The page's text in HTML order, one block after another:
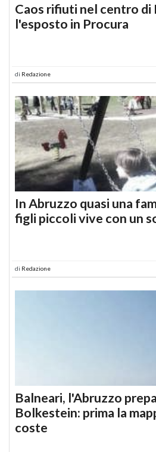
Caos rifiuti nel centro di
l'esposto in Procura
di Redazione
In Abruzzo quasi una
figli piccoli vive con un
di Redazione
Balneari, l'Abruzzo
Bolkestein: prima la
coste